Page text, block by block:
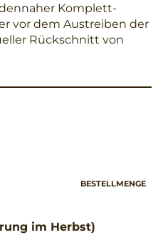
Komplett-
vor dem Austreiben der
Rückschnitt von
BESTELLMENGE
im Herbst)